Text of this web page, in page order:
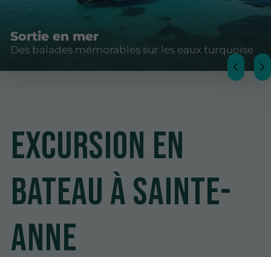
Sortie en mer
Des balades mémorables sur les eaux turquoise
Excursion en
bateau à Sainte-
Anne